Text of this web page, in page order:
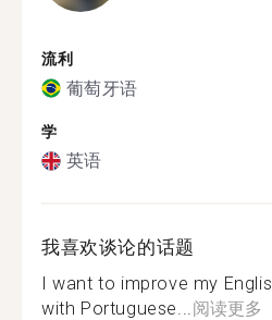
流利
葡萄牙语
学
英语
我喜欢谈论的话题
I want to improve my
with Portuguese...阅读更多